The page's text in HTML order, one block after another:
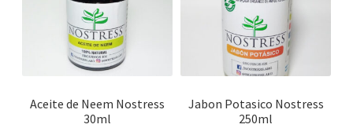
Aceite de Neem Nostress
30ml
Jabon Potasico Nostress
250ml